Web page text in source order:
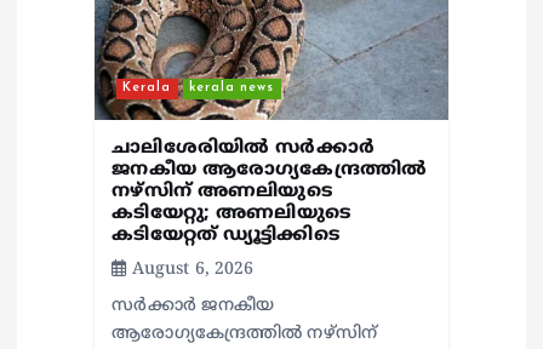
Kerala kerala news
ചാലിശേരിയില്‍ സര്‍ക്കാര്‍
ജനകീയ ആരോഗ്യകേന്ദ്രത്തില്‍
നഴ്സിന് അണലിയുടെ
കടിയേറ്റു; അണലിയുടെ
കടിയേറ്റത് ഡ്യൂട്ടിക്കിടെ
August 6, 2026
സര്‍ക്കാര്‍ ജനകീയ
ആരോഗ്യകേന്ദ്രത്തില്‍ നഴ്സിന്